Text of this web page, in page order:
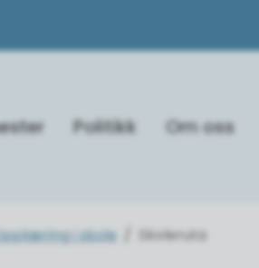
Politikk Om oss
i skole Skoleruta